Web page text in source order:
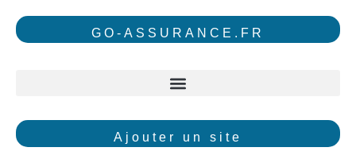
GO-ASSURANCE.FR
Ajouter un site